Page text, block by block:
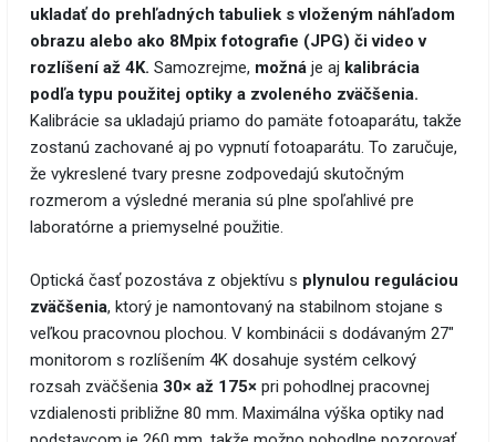
ukladať do prehľadných tabuliek s vloženým náhľadom
obrazu alebo ako 8Mpix fotografie (JPG) či video v
rozlíšení až 4K. Samozrejme, možná je aj kalibrácia
podľa typu použitej optiky a zvoleného zväčšenia.
Kalibrácie sa ukladajú priamo do pamäte fotoaparátu, takže
zostanú zachované aj po vypnutí fotoaparátu. To zaručuje,
že vykreslené tvary presne zodpovedajú skutočným
rozmerom a výsledné merania sú plne spoľahlivé pre
laboratórne a priemyselné použitie.
Optická časť pozostáva z objektívu s plynulou reguláciou
zväčšenia, ktorý je namontovaný na stabilnom stojane s
veľkou pracovnou plochou. V kombinácii s dodávaným 27"
monitorom s rozlíšením 4K dosahuje systém celkový
rozsah zväčšenia 30× až 175× pri pohodlnej pracovnej
vzdialenosti približne 80 mm. Maximálna výška optiky nad